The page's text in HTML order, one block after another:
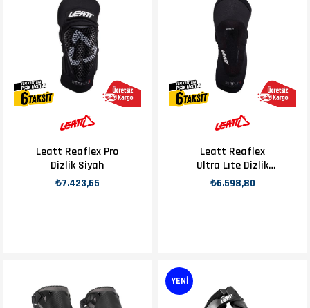
Leatt Reaflex Pro
Dizlik Siyah
₺7.423,65
Leatt Reaflex
Ultra Lıte Dizlik
Siyah
₺6.598,80
YENI